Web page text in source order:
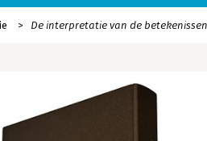
De interpretatie van de